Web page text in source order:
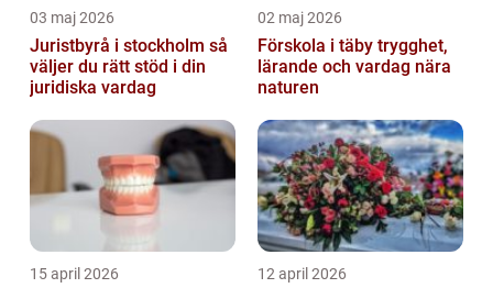
03 maj 2026
Juristbyrå i stockholm så
väljer du rätt stöd i din
juridiska vardag
02 maj 2026
Förskola i täby trygghet,
lärande och vardag nära
naturen
15 april 2026 12 april 2026